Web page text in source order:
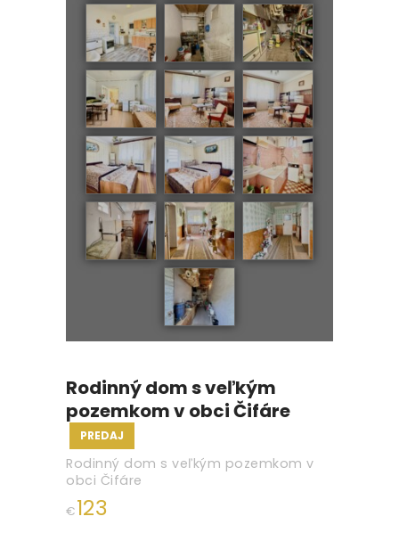
Rodinný dom s veľkým
pozemkom v obci Čifáre
PREDAJ
Rodinný dom s veľkým pozemkom v
obci Čifáre
€123